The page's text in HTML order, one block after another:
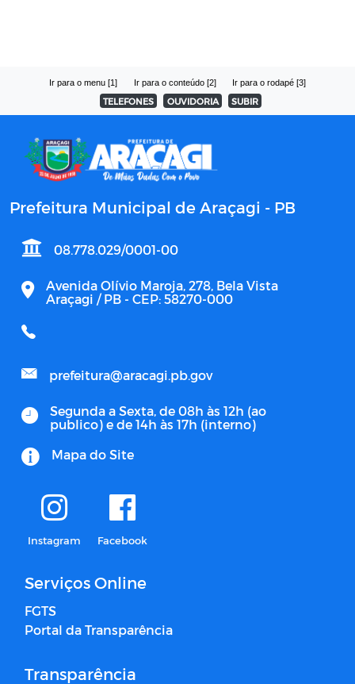
Ir para o menu [1] Ir para o conteúdo [2] Ir para o rodapé [3]
TELEFONES OUVIDORIA SUBIR
Prefeitura Municipal de Araçagi - PB
08.778.029/0001-00
Avenida Olívio Maroja, 278, Bela Vista
Araçagi / PB - CEP: 58270-000
prefeitura@aracagi.pb.gov
Segunda a Sexta, de 08h às 12h (ao
publico) e de 14h às 17h (interno)
Mapa do Site
Instagram Facebook
Serviços Online
FGTS
Portal da Transparência
Transparência